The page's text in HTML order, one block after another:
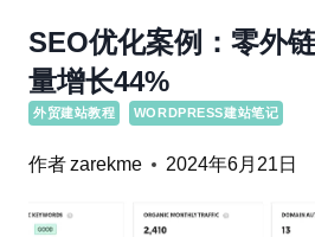
SEO优化案例：零外
量增长44%
外贸建站教程 WORDPRESS建站笔记
作者zarekme 2024年6月21日